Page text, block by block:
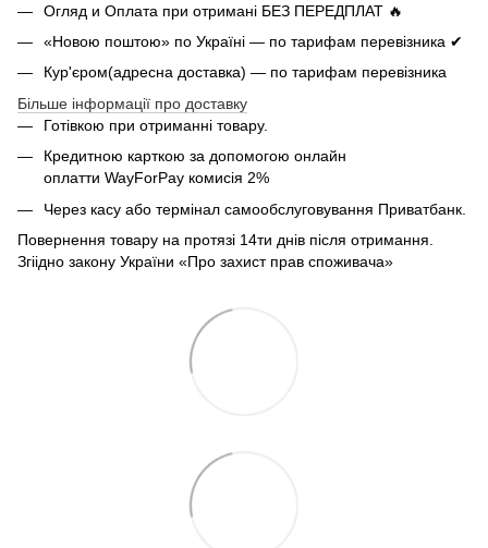
Огляд и Оплата при отримані БЕЗ ПЕРЕДПЛАТ 🔥
«Новою поштою» по Україні — по тарифам перевізника ✔
Кур'єром(адресна доставка) — по тарифам перевізника
Більше інформації про доставку
Готівкою при отриманні товару.
Кредитною карткою за допомогою онлайн
оплатти WayForPay комисія 2%
Через касу або термінал самообслуговування Приватбанк.
Повернення товару на протязі 14ти днів після отримання.
Згіідно закону України «Про захист прав споживача»